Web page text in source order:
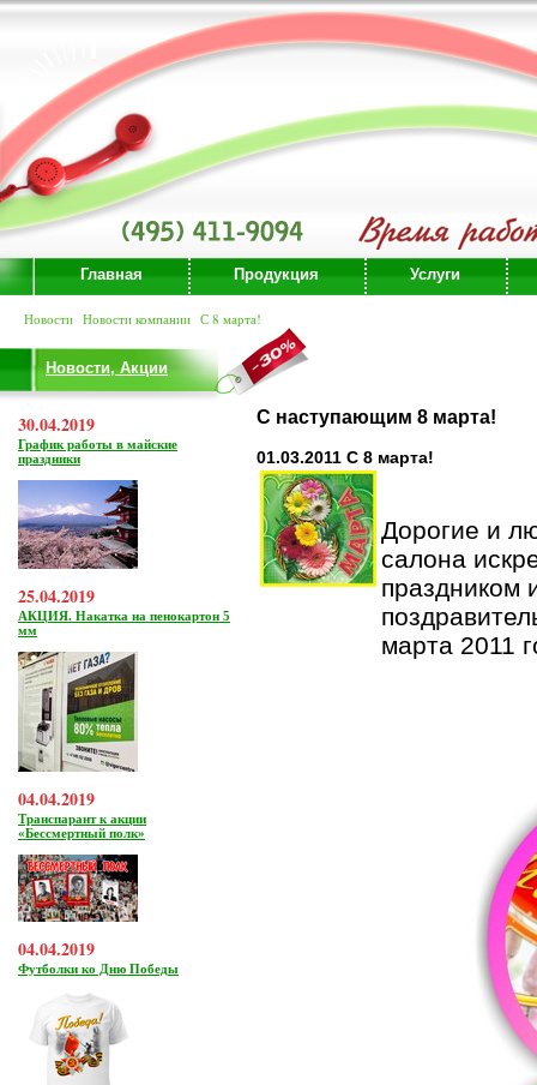
Главная Продукция Услуги
Новости Новости компании С 8 марта!
Новости, Акции
30.04.2019
График работы в майские
праздники
25.04.2019
АКЦИЯ. Накатка на пенокартон 5
мм
04.04.2019
Транспарант к акции
«Бессмертный полк»
04.04.2019
Футболки ко Дню Победы
C наступающим 8 марта!
01.03.2011 С 8 марта!
Дорогие и
салона
праздником
марта 2011